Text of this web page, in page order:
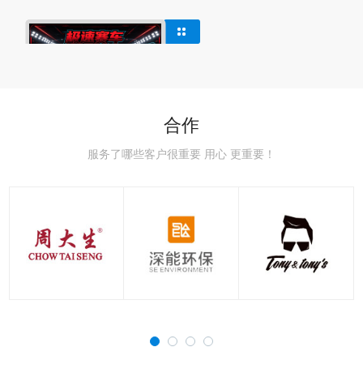
见误区，避开90%的
力学，读懂速度背后的
统科普，稳住极速的核
识点，决定圈速与安全
道详解，车友刷圈打卡
民用跑车的核心区别解
合作
服务了哪些客户很重要 用心 更重要！